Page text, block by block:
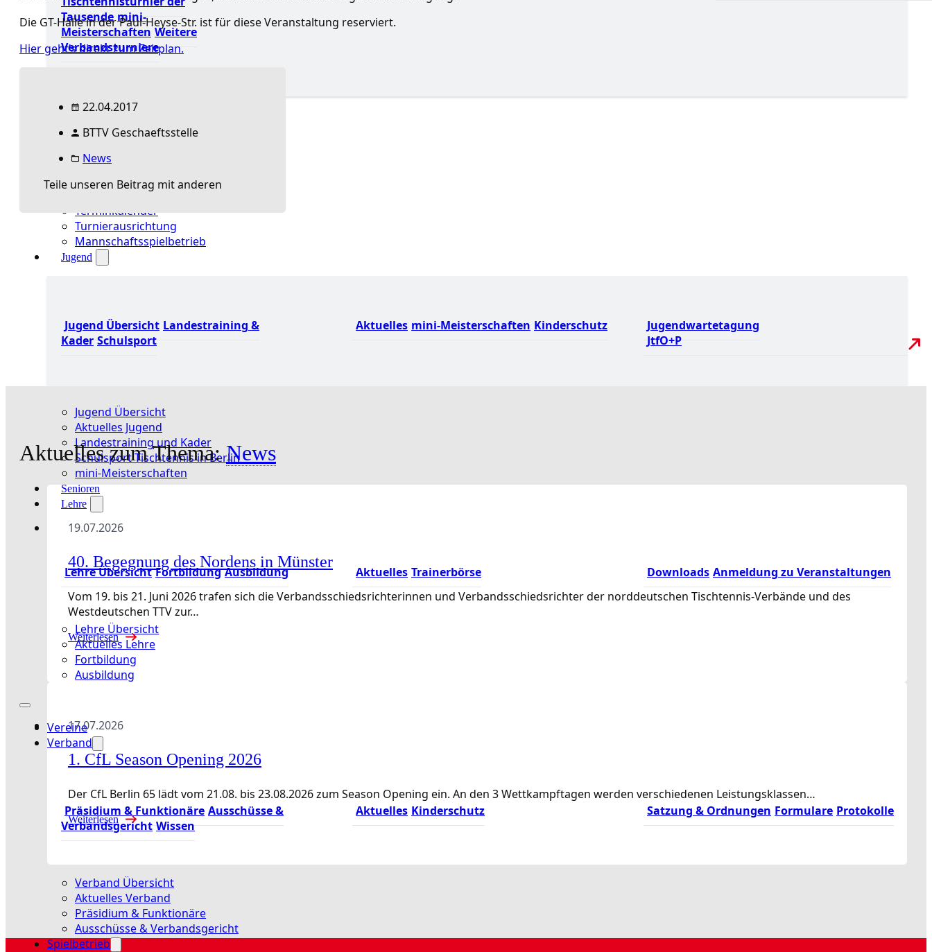
Tausende mini-
Meisterschaften Weitere
Verbandsturniere
Spielbetrieb Übersicht
BEM & Qualis
TTT – Tischtennisturnier der Tausende
mini-Meisterschaften
Weitere Verbandsturniere
Terminkalender
Turnierausrichtung
Mannschaftsspielbetrieb
Jugend
Jugend Übersicht Landestraining &
Kader Schulsport
Aktuelles mini-Meisterschaften Kinderschutz
Jugendwartetagung
JtfO+P
Jugend Übersicht
Aktuelles Jugend
Landestraining und Kader
Schulsport Tischtennis in Berlin
mini-Meisterschaften
Senioren
Lehre
Lehre Übersicht Fortbildung Ausbildung Aktuelles Trainerbörse Downloads Anmeldung zu Veranstaltungen
Lehre Übersicht
Aktuelles Lehre
Fortbildung
Ausbildung
Vereine
Verband
Präsidium & Funktionäre Ausschüsse &
Verbandsgericht Wissen
Aktuelles Kinderschutz Satzung & Ordnungen Formulare Protokolle
Verband Übersicht
Aktuelles Verband
Präsidium & Funktionäre
Ausschüsse & Verbandsgericht
Spielbetrieb
Die GT-Halle in der Paul-Heyse-Str. ist für diese Veranstaltung reserviert.
Hier geht’s direkt zum Zeitplan.
22.04.2017
BTTV Geschaeftsstelle
News
Teile unseren Beitrag mit anderen
Aktuelles zum Thema:News
19.07.2026
40. Begegnung des Nordens in Münster
Vom 19. bis 21. Juni 2026 trafen sich die Verbandsschiedsrichterinnen und Verbandsschiedsrichter der norddeutschen Tischtennis-Verbände und des
Westdeutschen TTV zur…
Weiterlesen
17.07.2026
1. CfL Season Opening 2026
Der CfL Berlin 65 lädt vom 21.08. bis 23.08.2026 zum Season Opening ein. An den 3 Wettkampftagen werden verschiedenen Leistungsklassen…
Weiterlesen